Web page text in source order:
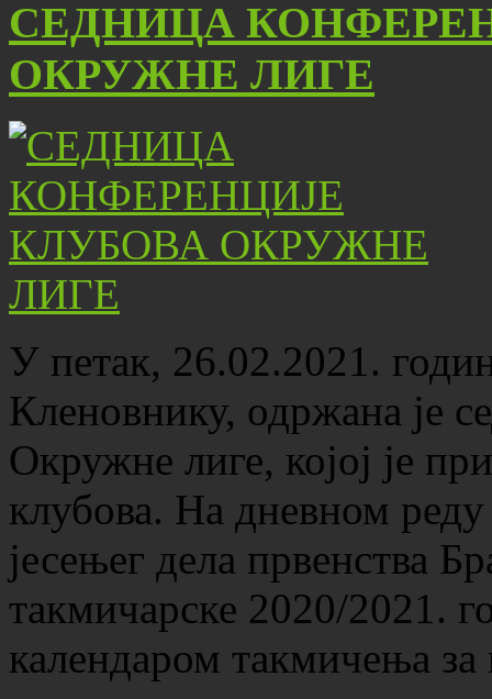
СЕДНИЦА
ОКРУЖНЕ ЛИГЕ
У петак, 26.02.2021.
Кленовнику, одржана је
Окружне лиге, којој је
клубова. На дневном реду
јесењег дела првенства
такмичарске 2020/2021.
календаром такмичења